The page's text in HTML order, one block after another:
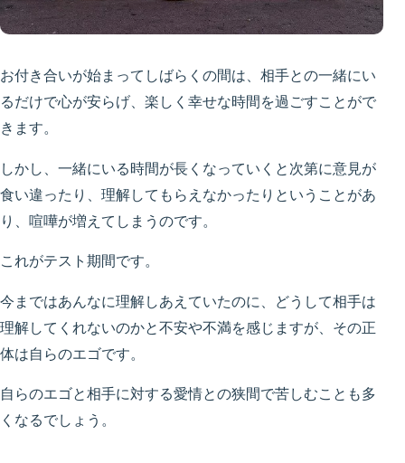
お付き合いが始まってしばらくの間は、相手との一緒にい
るだけで心が安らげ、楽しく幸せな時間を過ごすことがで
きます。
しかし、一緒にいる時間が長くなっていくと次第に意見が
食い違ったり、理解してもらえなかったりということがあ
り、喧嘩が増えてしまうのです。
これがテスト期間です。
今まではあんなに理解しあえていたのに、どうして相手は
理解してくれないのかと不安や不満を感じますが、その正
体は自らのエゴです。
自らのエゴと相手に対する愛情との狭間で苦しむことも多
くなるでしょう。